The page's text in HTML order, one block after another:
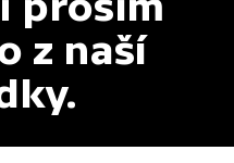
z naší